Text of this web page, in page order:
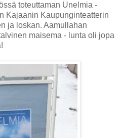
toteuttaman Unelmia -
Kajaanin Kaupunginteatterin
ja loskan. Aamullahan
maisema - lunta oli jopa